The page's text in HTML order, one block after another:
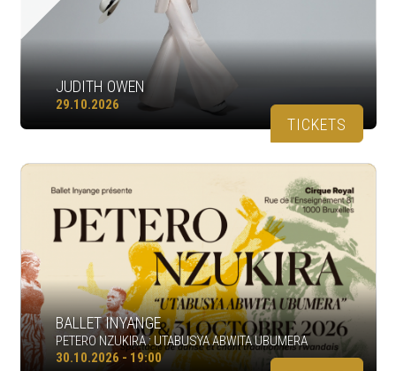
JUDITH OWEN
29.10.2026
TICKETS
BALLET INYANGE
PETERO NZUKIRA : UTABUSYA ABWITA UBUMERA
30.10.2026 - 19:00